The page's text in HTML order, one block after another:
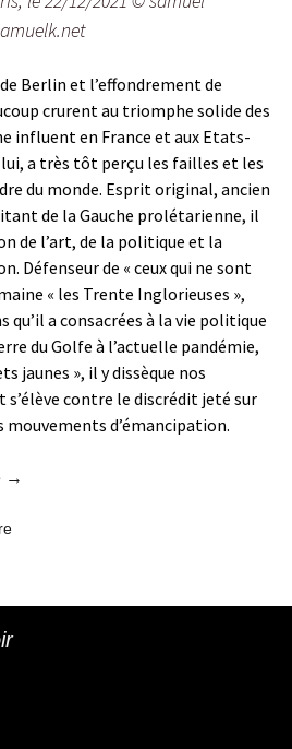
Berlin et l’effondrement de
crurent au triomphe solide des
influent en France et aux Etats-
lui, a très tôt perçu les failles et les
du monde. Esprit original, ancien
de la Gauche prolétarienne, il
de l’art, de la politique et la
Défenseur de « ceux qui ne sont
« les Trente Inglorieuses »,
a consacrées à la vie politique
du Golfe à l’actuelle pandémie,
jaunes », il y dissèque nos
contre le discrédit jeté sur
d’émancipation.
Jacques Rancière : « Je n’attends
→